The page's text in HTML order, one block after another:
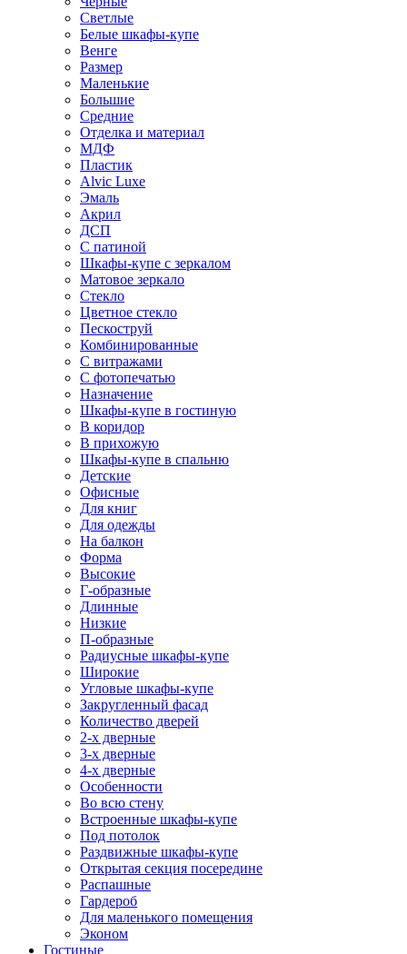
Светлые
Белые шкафы-купе
Венге
Размер
Маленькие
Большие
Средние
Отделка и материал
МДФ
Пластик
Alvic Luxe
Эмаль
Акрил
ДСП
С патиной
Шкафы-купе с зеркалом
Матовое зеркало
Стекло
Цветное стекло
Пескоструй
Комбинированные
С витражами
С фотопечатью
Назначение
Шкафы-купе в гостиную
В коридор
В прихожую
Шкафы-купе в спальню
Детские
Офисные
Для книг
Для одежды
На балкон
Форма
Высокие
Г-образные
Длинные
Низкие
П-образные
Радиусные шкафы-купе
Широкие
Угловые шкафы-купе
Закругленный фасад
Количество дверей
2-х дверные
3-х дверные
4-х дверные
Особенности
Во всю стену
Встроенные шкафы-купе
Под потолок
Раздвижные шкафы-купе
Открытая секция посередине
Распашные
Гардероб
Для маленького помещения
Эконом
Гостиные